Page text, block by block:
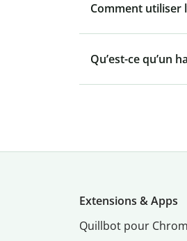
Comment utiliser
Qu’est-ce qu’un
Extensions & Apps
Quillbot pour